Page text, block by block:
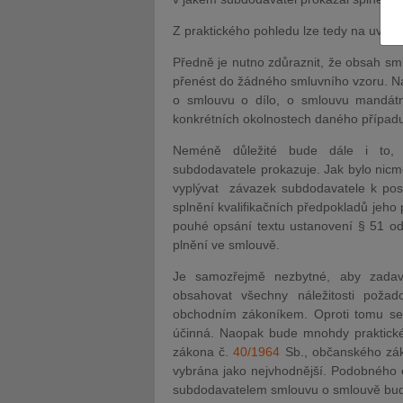
Z praktického pohledu lze tedy na
Předně je nutno zdůraznit, že obsah
přenést do žádného smluvního vzoru.
o smlouvu o dílo, o smlouvu
konkrétních okolnostech daného
Neméně důležité bude dále i to,
subdodavatele prokazuje. Jak bylo
vyplývat závazek subdodavatele k
splnění kvalifikačních předpokladů
pouhé opsání textu ustanovení § 51
plnění ve smlouvě.
Je samozřejmě nezbytné, aby
obsahovat všechny náležitosti
obchodním zákoníkem. Oproti tomu
účinná. Naopak bude mnohdy
zákona č.40/1964 Sb., občanského
vybrána jako nejvhodnější.
subdodavatelem smlouvu o smlouvě
JUDr. Tomáš Nielsen
JUDr.
Kurzy